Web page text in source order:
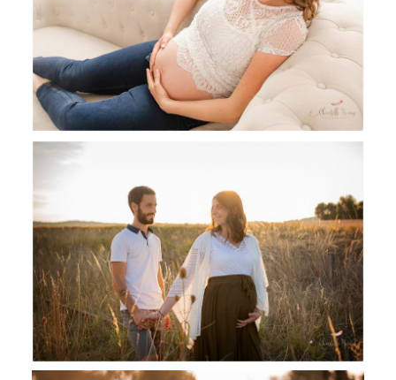
Natacha et sa jolie Famille, Séance
grossesse en studio
Carine et Cyril, séance photo
Grossesse dans le Lauragais